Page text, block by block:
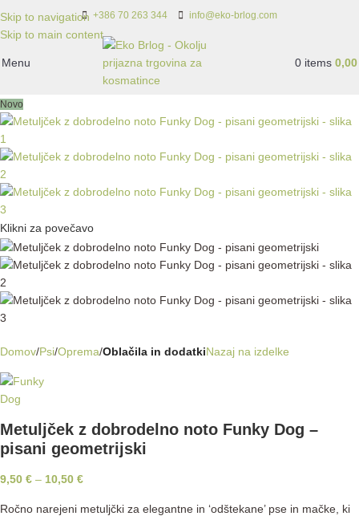
Skip to navigation
Skip to main content
+386 70 263 344 info@eko-brlog.com
Menu 0 items
Novo
Klikni za povečavo
Domov Psi Oprema Oblačila in dodatkiNazaj na izdelke
Metuljček z dobrodelno noto Funky Dog –
pisani geometrijski
9,50 € – 10,50 €
Ročno narejeni metuljčki za elegantne in ‘odštekane’ pse in mačke, ki